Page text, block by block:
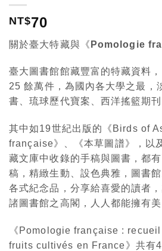
NT$70
關於臺大特藏與《Pomologie
臺大圖書館館藏豐富的特藏資料
25 餘萬件，為國內各大學之最，
書、琉球歷代寶案、西洋搖籃期刊
其中如19世紀出版的《Birds of
française》、《本草圖譜》，以
藏文庫中收錄的手稿與圖書，都
稿，精緻生動、設色典雅，圖書
各式紀念品，分享給喜愛的讀者
諸圖書館之高閣，人人都能擁有美
《Pomologie française :
fruits cultivés en France》共有4